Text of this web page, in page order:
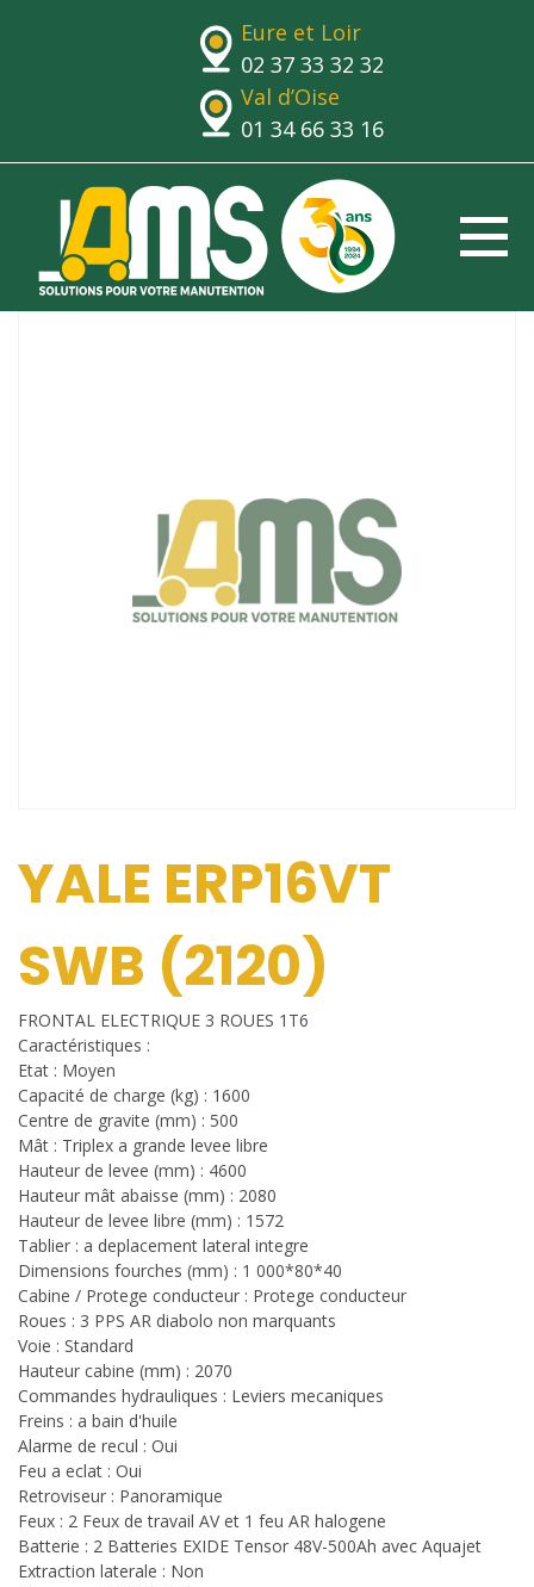
Eure et Loir
02 37 33 32 32
Val d’Oise
01 34 66 33 16
YALE ERP16VT
SWB (2120)
FRONTAL ELECTRIQUE 3 ROUES 1T6
Caractéristiques :
Etat : Moyen
Capacité de charge (kg) : 1600
Centre de gravite (mm) : 500
Mât : Triplex a grande levee libre
Hauteur de levee (mm) : 4600
Hauteur mât abaisse (mm) : 2080
Hauteur de levee libre (mm) : 1572
Tablier : a deplacement lateral integre
Dimensions fourches (mm) : 1 000*80*40
Cabine / Protege conducteur : Protege conducteur
Roues : 3 PPS AR diabolo non marquants
Voie : Standard
Hauteur cabine (mm) : 2070
Commandes hydrauliques : Leviers mecaniques
Freins : a bain d'huile
Alarme de recul : Oui
Feu a eclat : Oui
Retroviseur : Panoramique
Feux : 2 Feux de travail AV et 1 feu AR halogene
Batterie : 2 Batteries EXIDE Tensor 48V-500Ah avec Aquajet
Extraction laterale : Non